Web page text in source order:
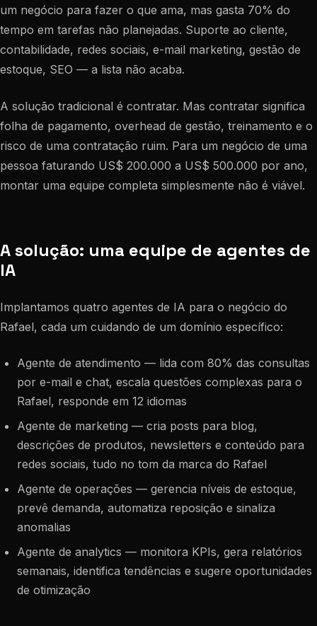
um negócio para fazer o que ama, mas gasta 70% do
tempo em tarefas não planejadas. Suporte ao cliente,
contabilidade, redes sociais, e-mail marketing, gestão de
estoque, SEO — a lista não acaba.
A solução tradicional é contratar. Mas contratar significa
folha de pagamento, overhead de gestão, treinamento e o
risco de uma contratação ruim. Para um negócio de uma
pessoa faturando US$ 200.000 a US$ 500.000 por ano,
montar uma equipe completa simplesmente não é viável.
A solução: uma equipe de agentes de
IA
Implantamos quatro agentes de IA para o negócio do
Rafael, cada um cuidando de um domínio específico:
Agente de atendimento — lida com 80% das consultas
por e-mail e chat, escala questões complexas para o
Rafael, responde em 12 idiomas
Agente de marketing — cria posts para blog,
descrições de produtos, newsletters e conteúdo para
redes sociais, tudo no tom da marca do Rafael
Agente de operações — gerencia níveis de estoque,
prevê demanda, automatiza reposição e sinaliza
anomalias
Agente de analytics — monitora KPIs, gera relatórios
semanais, identifica tendências e sugere oportunidades
de otimização